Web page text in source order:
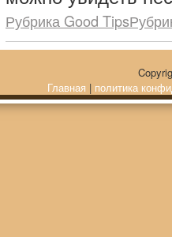
Рубрика Good
Главная | политика